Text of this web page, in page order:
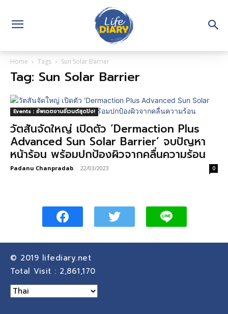
Home Tags Sun Solar Barrier
Tag: Sun Solar Barrier
Events : อัพเดตงานอีเวนต์สุดปัง!
วัตสันจัดใหญ่ เปิดตัว ‘Dermaction Plus
Advanced Sun Solar Barrier’ จบปัญหา
หน้าร้อน พร้อมปกป้องผิวจากคลื่นความร้อน
Padanu Chanpradab - 22/03/2023 0
© 2019 lifediary.net
Total Visit : 2,861,170